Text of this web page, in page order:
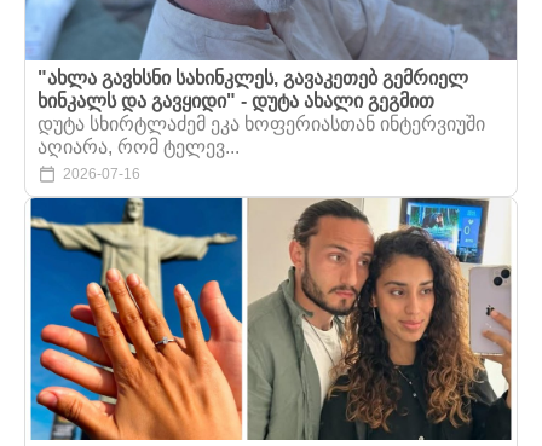
"ახლა გავხსნი სახინკლეს, გავაკეთებ გემრიელ
ხინკალს და გავყიდი" - დუტა ახალი გეგმით
დუტა სხირტლაძემ ეკა ხოფერიასთან ინტერვიუში
აღიარა, რომ ტელევ...
2026-07-16